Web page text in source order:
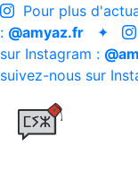
Pour plus
: @amyaz.fr ✦
sur Instagram :
suivez-nous sur